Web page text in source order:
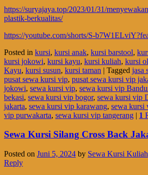
https://suryajaya.top/2023/01/31/
plastik-berkualitas/
https://youtube.com/shorts/S-
Posted in kursi, kursi anak, kursi barstool,
kursi jokowi, kursi kayu, kursi kuliah, kursi
Kayu, kursi susun, kursi taman | Tagged jasa
pusat sewa kursi vip, pusat sewa kursi vip
jokowi, sewa kursi vip, sewa kursi vip
bekasi, sewa kursi vip bogor, sewa kursi vip
jakarta, sewa kursi vip karawang, sewa kursi
vip purwakarta, sewa kursi vip tangerang | 1
Sewa Kursi Silang Cross Back
Posted on Juni 5, 2024 by Sewa Kursi Kuliah
Reply